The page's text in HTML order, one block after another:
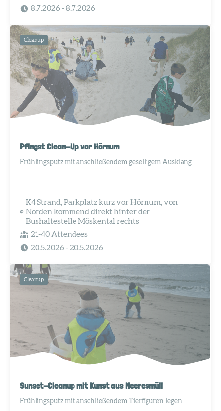
8.7.2026 - 8.7.2026
Cleanup
Pfingst Clean-Up vor Hörnum
Frühlingsputz mit anschließendem geselligem Ausklang
K4 Strand, Parkplatz kurz vor Hörnum, von
Norden kommend direkt hinter der
Bushaltestelle Möskental rechts
21-40 Attendees
20.5.2026 - 20.5.2026
Cleanup
Sunset-Cleanup mit Kunst aus Meeresmüll
Frühlingsputz mit anschließendem Tierfiguren legen